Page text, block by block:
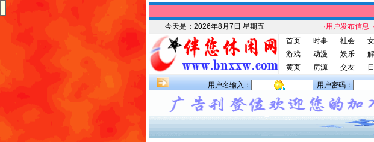
今天是： 2026年8月7日 星期五 ·用户发布信息
首页
时事 社会
游戏
动漫 娱乐
黄页
房源 交友
用户名输入： 用户密码：